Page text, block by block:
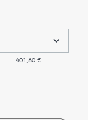
401,60 €